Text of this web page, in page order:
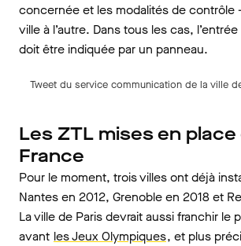
concernée et les modalités de contrôle
ville à l’autre. Dans tous les cas,
doit être indiquée par un panneau.
Tweet du service communication de la ville
Les ZTL mises en place
France
Pour le moment, trois villes ont déjà
Nantes en 2012, Grenoble en 2018 et
La ville de Paris devrait aussi franchir le
avant les Jeux Olympiques, et plus